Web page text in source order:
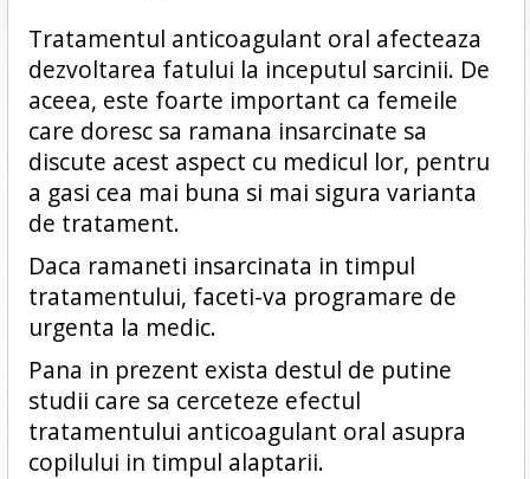
Tratamentul anticoagulant oral afecteaza
dezvoltarea fatului la inceputul sarcinii. De
aceea, este foarte important ca femeile
care doresc sa ramana insarcinate sa
discute acest aspect cu medicul lor, pentru
a gasi cea mai buna si mai sigura varianta
de tratament.
Daca ramaneti insarcinata in timpul
tratamentului, faceti-va programare de
urgenta la medic.
Pana in prezent exista destul de putine
studii care sa cerceteze efectul
tratamentului anticoagulant oral asupra
copilului in timpul alaptarii.